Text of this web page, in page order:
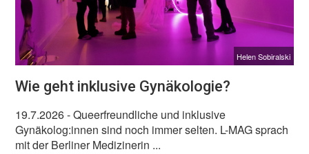
Helen Sobiralski
Wie geht inklusive Gynäkologie?
19.7.2026- Queerfreundliche und inklusive
Gynäkolog:innen sind noch immer selten. L-MAG sprach
mit der Berliner Medizinerin ...